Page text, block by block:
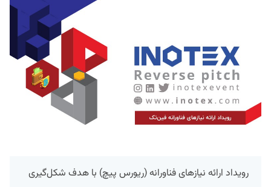
رویداد ارائه نیازهای فناورانه (ریورس پیچ) با هدف شکل‌گیری